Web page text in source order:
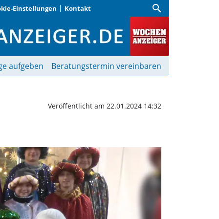
Einstellungen Kontakt search
unterwegs |
aufgeben Beratungstermin vereinbaren
Veröffentlicht am 22.01.2024 14:32